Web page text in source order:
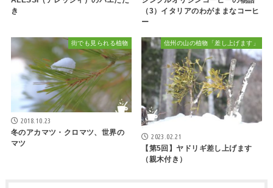
き
（3）イタリアのわがままなコーヒ
ー
街でも見られる植物
2018.10.23
冬のアカマツ・クロマツ、世界の
マツ
信州の山の植物「差し上げます」
2023.02.21
【第5回】ヤドリギ差し上げます
（親木付き）